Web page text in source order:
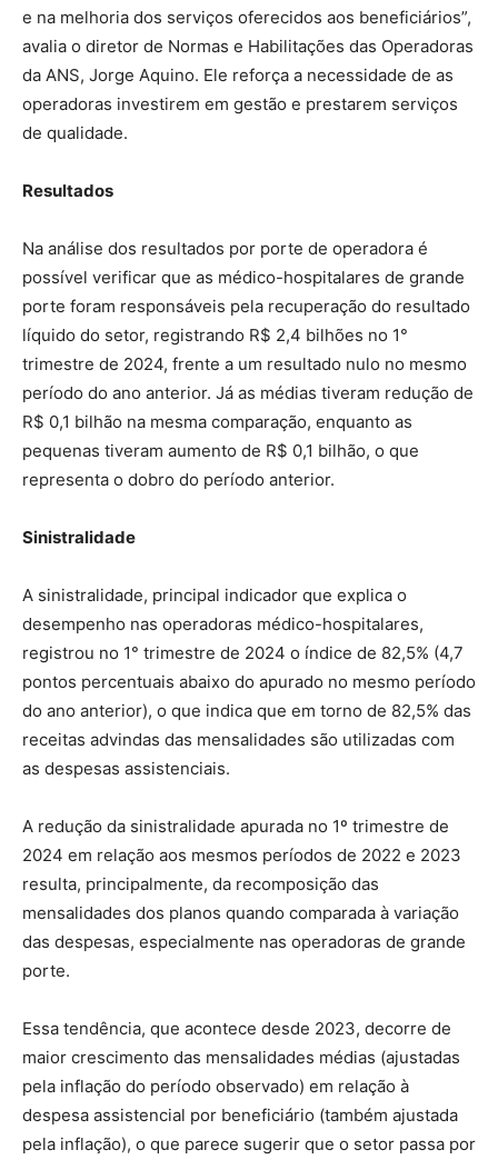
e na melhoria dos serviços oferecidos aos beneficiários”,
avalia o diretor de Normas e Habilitações das Operadoras
da ANS, Jorge Aquino. Ele reforça a necessidade de as
operadoras investirem em gestão e prestarem serviços
de qualidade.
Resultados
Na análise dos resultados por porte de operadora é
possível verificar que as médico-hospitalares de grande
porte foram responsáveis pela recuperação do resultado
líquido do setor, registrando R$ 2,4 bilhões no 1°
trimestre de 2024, frente a um resultado nulo no mesmo
período do ano anterior. Já as médias tiveram redução de
R$ 0,1 bilhão na mesma comparação, enquanto as
pequenas tiveram aumento de R$ 0,1 bilhão, o que
representa o dobro do período anterior.
Sinistralidade
A sinistralidade, principal indicador que explica o
desempenho nas operadoras médico-hospitalares,
registrou no 1° trimestre de 2024 o índice de 82,5% (4,7
pontos percentuais abaixo do apurado no mesmo período
do ano anterior), o que indica que em torno de 82,5% das
receitas advindas das mensalidades são utilizadas com
as despesas assistenciais.
A redução da sinistralidade apurada no 1º trimestre de
2024 em relação aos mesmos períodos de 2022 e 2023
resulta, principalmente, da recomposição das
mensalidades dos planos quando comparada à variação
das despesas, especialmente nas operadoras de grande
porte.
Essa tendência, que acontece desde 2023, decorre de
maior crescimento das mensalidades médias (ajustadas
pela inflação do período observado) em relação à
despesa assistencial por beneficiário (também ajustada
pela inflação), o que parece sugerir que o setor passa por